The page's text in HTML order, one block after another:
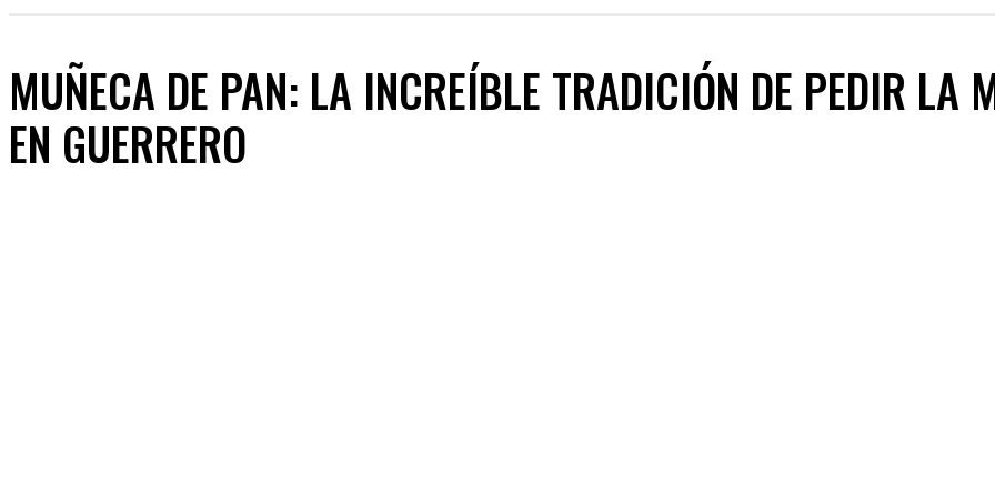
MUÑECA DE PAN: LA INCREÍBLE TRADICIÓN DE PEDIR LA
EN GUERRERO